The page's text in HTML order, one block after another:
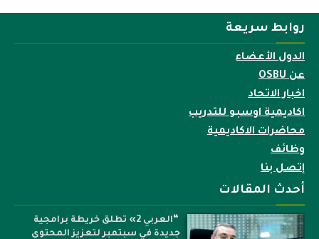
روابط سريعة
الدول الأعضاء
عن OSBU
اخبار الاتحاد
اكاديمية اوسبو للتدريب
محاضرات الاكاديمية
وظائف
إتصل بنا
أحدث المقالات
“العربي 2» تطلق خريطة برامجية
جديدة في سبتمبر لتعزيز المحتوى